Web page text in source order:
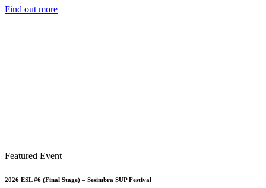
Find out more
Featured Event
2026 ESL #6 (Final Stage) – Sesimbra SUP Festival